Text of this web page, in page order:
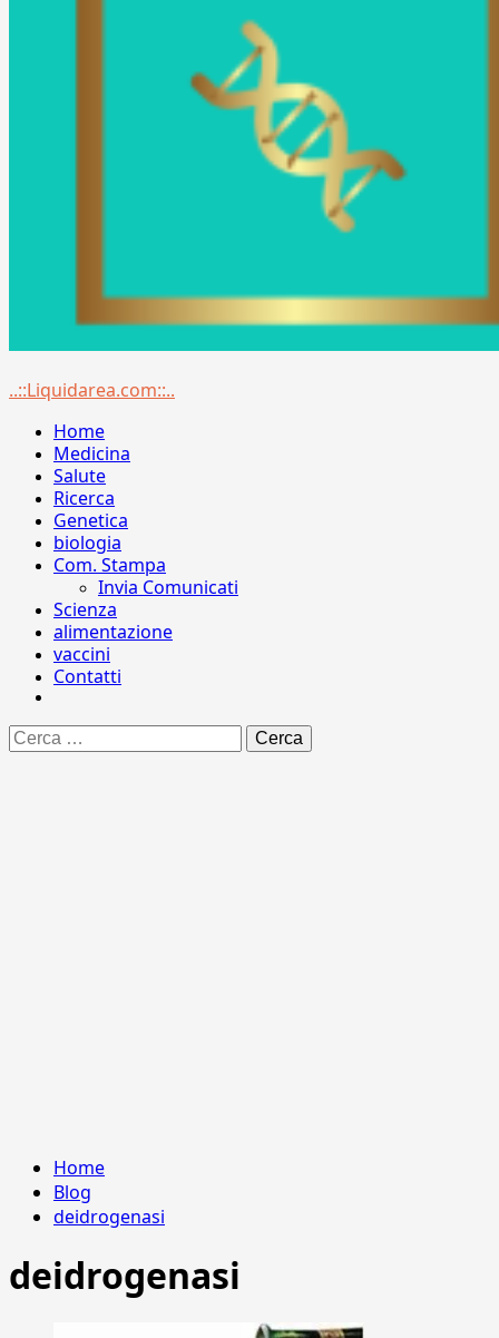
Menu
..::Liquidarea.com::..
Home
Medicina
Salute
Ricerca
Genetica
biologia
Com. Stampa
Invia Comunicati
Scienza
alimentazione
vaccini
Contatti
Ricerca
per:
Home
Blog
deidrogenasi
deidrogenasi